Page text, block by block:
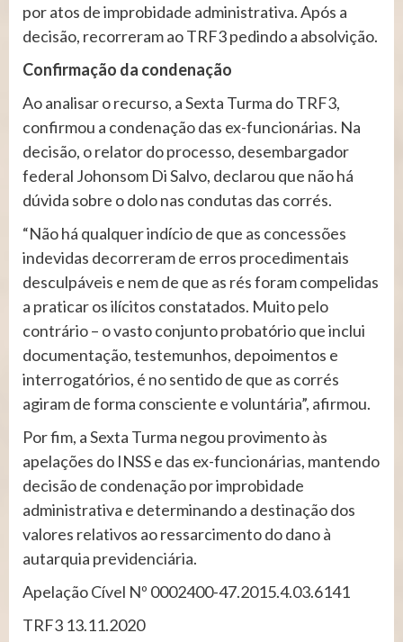
por atos de improbidade administrativa. Após a
decisão, recorreram ao TRF3 pedindo a absolvição.
Confirmação da condenação
Ao analisar o recurso, a Sexta Turma do TRF3,
confirmou a condenação das ex-funcionárias. Na
decisão, o relator do processo, desembargador
federal Johonsom Di Salvo, declarou que não há
dúvida sobre o dolo nas condutas das corrés.
“Não há qualquer indício de que as concessões
indevidas decorreram de erros procedimentais
desculpáveis e nem de que as rés foram compelidas
a praticar os ilícitos constatados. Muito pelo
contrário – o vasto conjunto probatório que inclui
documentação, testemunhos, depoimentos e
interrogatórios, é no sentido de que as corrés
agiram de forma consciente e voluntária”, afirmou.
Por fim, a Sexta Turma negou provimento às
apelações do INSS e das ex-funcionárias, mantendo
decisão de condenação por improbidade
administrativa e determinando a destinação dos
valores relativos ao ressarcimento do dano à
autarquia previdenciária.
Apelação Cível Nº 0002400-47.2015.4.03.6141
TRF3 13.11.2020